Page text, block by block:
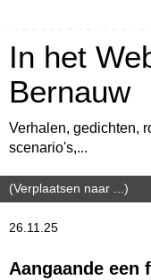
In het
Bernauw
Verhalen, gedichten,
scenario's,...
26.11.25
Aangaande een